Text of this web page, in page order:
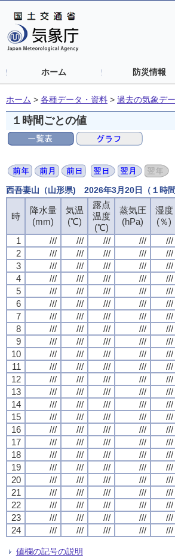
ホーム 防災情報
ホーム > 各種データ・資料 > 過去の気象デ
１時間ごとの値
西吾妻山（山形県) 2026年3月20日（１時間
時
降水量
(mm)
気温
(℃)
露点
温度
(℃)
蒸気圧
(hPa)
湿度
(％)
1
/// /// /// /// ///
2
/// /// /// /// ///
3
/// /// /// /// ///
4
/// /// /// /// ///
5
/// /// /// /// ///
6
/// /// /// /// ///
7
/// /// /// /// ///
8
/// /// /// /// ///
9
/// /// /// /// ///
10
/// /// /// /// ///
11
/// /// /// /// ///
12
/// /// /// /// ///
13
/// /// /// /// ///
14
/// /// /// /// ///
15
/// /// /// /// ///
16
/// /// /// /// ///
17
/// /// /// /// ///
18
/// /// /// /// ///
19
/// /// /// /// ///
20
/// /// /// /// ///
21
/// /// /// /// ///
22
/// /// /// /// ///
23
/// /// /// /// ///
24
/// /// /// /// ///
値欄の記号の説明